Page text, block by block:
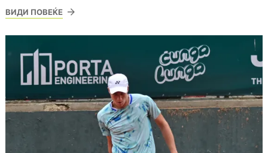
ВИДИ ПОВЕЌЕ